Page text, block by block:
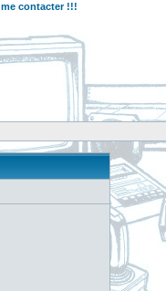
me contacter !!!